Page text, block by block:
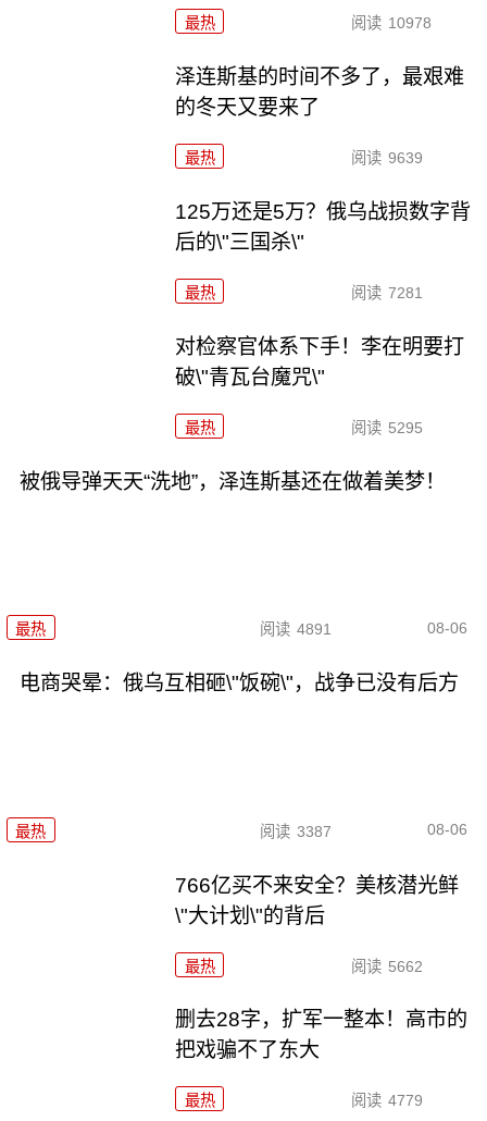
最热 阅读 10978
泽连斯基的时间不多了，最艰难
的冬天又要来了
最热 阅读 9639
125万还是5万？俄乌战损数字背
后的\"三国杀\"
最热 阅读 7281
对检察官体系下手！李在明要打
破\"青瓦台魔咒\"
最热 阅读 5295
被俄导弹天天“洗地”，泽连斯基还在做着美梦！
最热 阅读 4891 08-06
电商哭晕：俄乌互相砸\"饭碗\"，战争已没有后方
最热 阅读 3387 08-06
766亿买不来安全？美核潜光鲜
\"大计划\"的背后
最热 阅读 5662
删去28字，扩军一整本！高市的
把戏骗不了东大
最热 阅读 4779